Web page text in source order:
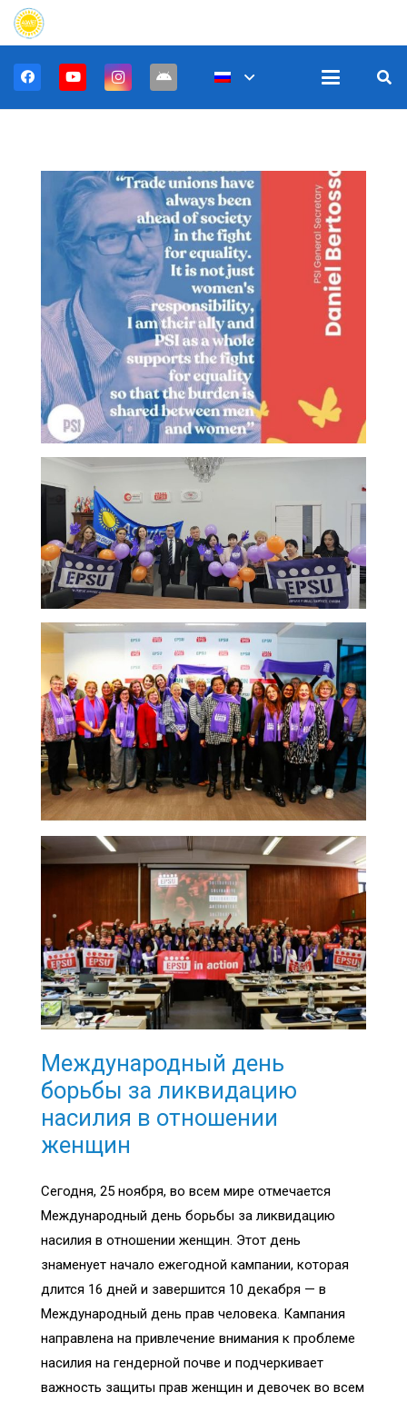
Международный день
борьбы за ликвидацию
насилия в отношении
женщин
Сегодня, 25 ноября, во всем мире отмечается
Международный день борьбы за ликвидацию
насилия в отношении женщин. Этот день
знаменует начало ежегодной кампании, которая
длится 16 дней и завершится 10 декабря — в
Международный день прав человека. Кампания
направлена на привлечение внимания к проблеме
насилия на гендерной почве и подчеркивает
важность защиты прав женщин и девочек во всем